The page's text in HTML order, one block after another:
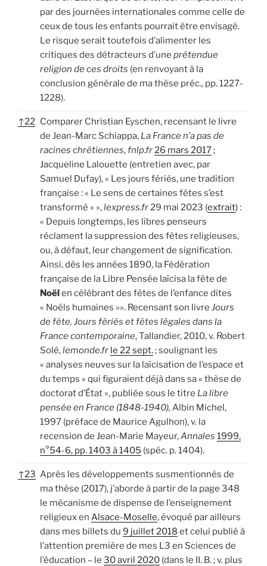
par des journées internationales comme celle de
ceux de tous les enfants pourrait être envisagé.
Le risque serait toutefois d’alimenter les
critiques des détracteurs d’une prétendue
religion de ces droits (en renvoyant à la
conclusion générale de ma thèse préc., pp. 1227-
1228).
↑22 Comparer Christian Eyschen, recensant le livre
de Jean-Marc Schiappa, La France n’a pas de
racines chrétiennes,fnlp.fr26 mars 2017;
Jacqueline Lalouette (entretien avec, par
Samuel Dufay), « Les jours fériés, une tradition
française : « Le sens de certaines fêtes s’est
transformé » »,lexpress.fr29 mai 2023 (extrait) :
« Depuis longtemps, les libres penseurs
réclament la suppression des fêtes religieuses,
ou, à défaut, leur changement de signification.
Ainsi, dès les années 1890, la Fédération
française de la Libre Pensée laïcisa la fête de
Noëlen célébrant des fêtes de l’enfance dites
« Noëls humaines »». Recensant son livre Jours
de fête. Jours fériés et fêtes légales dans la
France contemporaine, Tallandier, 2010, v. Robert
Solé,lemonde.fr le 22 sept.; soulignant les
« analyses neuves sur la laïcisation de l’espace et
du temps » qui figuraient déjà dans sa « thèse de
doctorat d’État », publiée sous le titre La libre
pensée en France (1848-1940), Albin Michel,
1997 (préface de Maurice Agulhon), v. la
recension de Jean-Marie Mayeur,Annales 1999,
n°54-6, pp. 1403 à 1405 (spéc. p. 1404).
↑23 Après les développements susmentionnés de
ma thèse (2017), j’aborde à partir de la page 348
le mécanisme de dispense de l’enseignement
religieux en Alsace-Moselle, évoqué par ailleurs
dans mes billets du 9 juillet 2018 et celui publié à
l’attention première de mes L3 en Sciences de
l’éducation – le 30 avril 2020 (dans le II. B. ; v. plus